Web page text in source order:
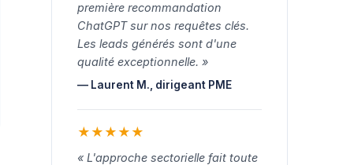
première recommandation
ChatGPT sur nos requêtes clés.
Les leads générés sont d'une
qualité exceptionnelle. »
— Laurent M., dirigeant PME
★ ★ ★ ★ ★
« L'approche sectorielle fait toute